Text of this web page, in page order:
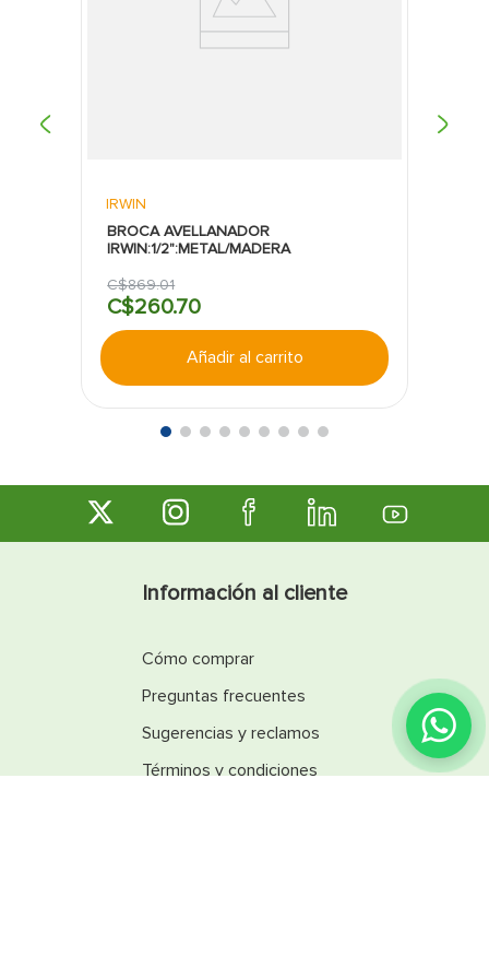
¿Encontraste lo que
buscabas?
en diversos materiales metálicos.
Durabilidad y Resistencia:Su construcción con
aleación de cromo molibdeno asegura una larga
IRWIN
BROCA AVELLANADOR
IRWIN:1/2":METAL/MADERA
C$869.01
C$260.70
Añadir al carrito
Información al cliente
Cómo comprar
Preguntas frecuentes
Sugerencias y reclamos
Términos y condiciones